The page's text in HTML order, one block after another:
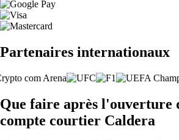
Partenaires internationaux
Que faire après l'ouverture
compte courtier Caldera